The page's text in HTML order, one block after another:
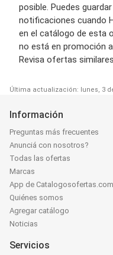
posible. Puedes
notificaciones cuando
en el catálogo de esta
no está en promoción
Revisa ofertas
Última actualización: lunes, 3
Información
Preguntas más frecuentes
Anunciá con nosotros?
Todas las ofertas
Marcas
App de
Quiénes somos
Agregar catálogo
Noticias
Servicios